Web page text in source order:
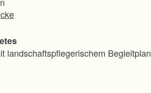
landschaftspflegerischem Begleitplan